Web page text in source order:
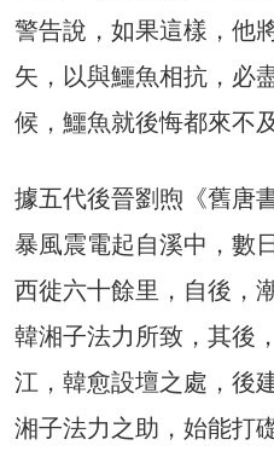
警告說，如果這樣，他
矢，以與鱷魚相抗，必
候，鱷魚就後悔都來不及
據五代後晉劉煦《舊唐
暴風震電起自溪中，數
西徙六十餘里，自後，
韓湘子法力所致，其後
江，韓愈設壇之處，後
湘子法力之助，始能打